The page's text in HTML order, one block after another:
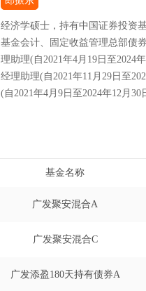
经济学硕士，持有中国证券投资
基金会计、固定收益管理总部债
理助理(自2021年4月19日至2024
经理助理(自2021年11月29日至
(自2021年4月9日至2024年12月
2021年4月9日至2025年3月3日)
基金名称
广发聚安混合A
广发聚安混合C
广发添盈180天持有债券A